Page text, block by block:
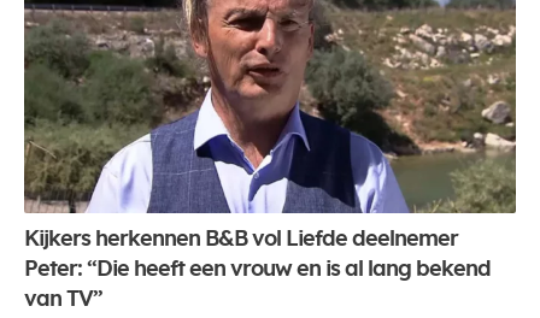
Kijkers herkennen B&B vol Liefde deelnemer
Peter: “Die heeft een vrouw en is al lang bekend
van TV”